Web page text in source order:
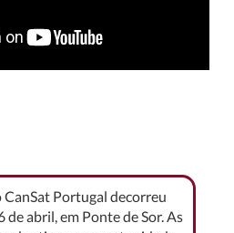
Portugal decorreu
de abril, em Ponte de Sor. As